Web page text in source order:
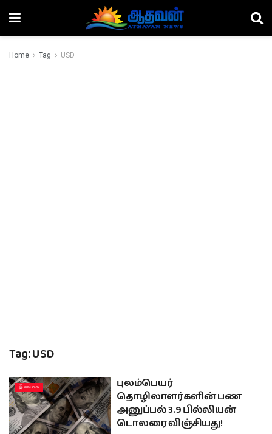
Home Tag USD
Tag:USD
இலங்கை
புலம்பெயர்
தொழிலாளர்களின் பண
அனுப்பல் 3.9 பில்லியன்
டொலரை விஞ்சியது!